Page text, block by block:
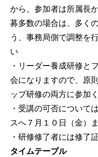
から、参加者は所属長
募多数の場合は、多く
う、事務局側で調整を
い
・リーダー養成研修と
会になりますので、原
ップ研修の両方に参加
・受講の可否について
スへ７月１０日（金）
・研修修了者には修了
タイムテーブル